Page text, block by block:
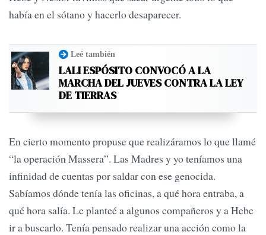
había en el sótano y hacerlo desaparecer.
Leé también
LALI ESPÓSITO CONVOCÓ A LA
MARCHA DEL JUEVES CONTRA LA LEY
DE TIERRAS
En cierto momento propuse que realizáramos lo que llamé
“la operación Massera”. Las Madres y yo teníamos una
infinidad de cuentas por saldar con ese genocida.
Sabíamos dónde tenía las oficinas, a qué hora entraba, a
qué hora salía. Le planteé a algunos compañeros y a Hebe
ir a buscarlo. Tenía pensado realizar una acción como la